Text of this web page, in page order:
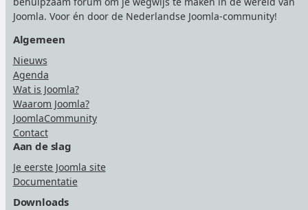
Joomla. Voor én door de Nederlandse Joomla-community!
Algemeen
Nieuws
Agenda
Wat is Joomla?
Waarom Joomla?
JoomlaCommunity
Contact
Aan de slag
Je eerste Joomla site
Documentatie
Downloads